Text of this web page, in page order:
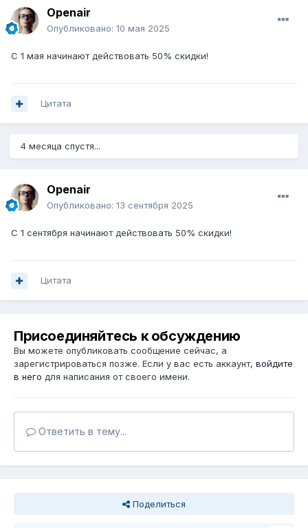
Openair
Опубликовано: 10 мая 2025
С 1 мая начинают действовать 50% скидки!
Цитата
4 месяца спустя...
Openair
Опубликовано: 13 сентября 2025
С 1 сентября начинают действовать 50% скидки!
Цитата
Присоединяйтесь к обсуждению
Вы можете опубликовать сообщение сейчас, а
зарегистрироваться позже. Если у вас есть аккаунт, войдите
в него для написания от своего имени.
Ответить в тему...
Поделиться